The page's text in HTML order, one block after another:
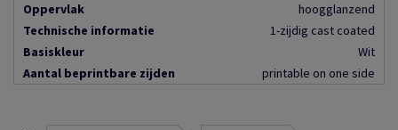
Oppervlak
hoogglanzend
Technische informatie
1-zijdig cast coated
Basiskleur
Wit
Aantal beprintbare zijden
printable on one side